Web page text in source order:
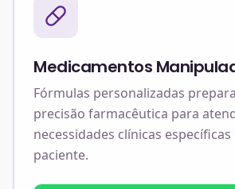
Medicamentos
Fórmulas personalizadas
precisão farmacêutica para
necessidades clínicas específicas
paciente.